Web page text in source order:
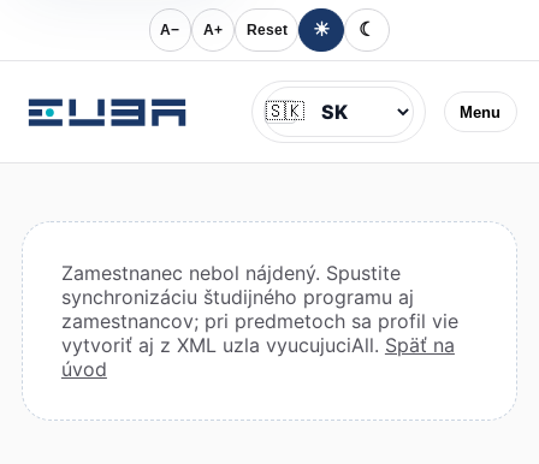
A− A+ Reset ☀ ☾
Menu
Jazyk
🇸🇰
Zamestnanec nebol nájdený. Spustite
synchronizáciu študijného programu aj
zamestnancov; pri predmetoch sa profil vie
vytvoriť aj z XML uzla vyucujuciAll. Späť na
úvod